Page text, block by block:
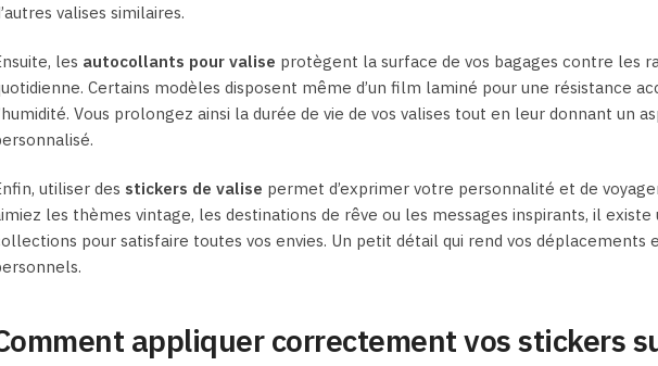
valises similaires.
les autocollants pour valise protègent la surface de vos bagages contre les
Certains modèles disposent même d’un film laminé pour une résistance
Vous prolongez ainsi la durée de vie de vos valises tout en leur donnant un
utiliser des stickers de valise permet d’exprimer votre personnalité et de
les thèmes vintage, les destinations de rêve ou les messages inspirants, il
pour satisfaire toutes vos envies. Un petit détail qui rend vos déplacements
appliquer correctement vos stickers